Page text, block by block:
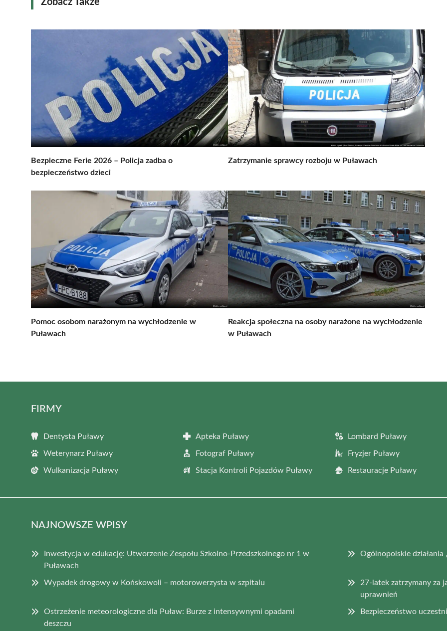
Bezpieczne Ferie 2026 – Policja zadba o
bezpieczeństwo dzieci
Zatrzymanie sprawcy rozboju w Puławach
Pomoc osobom narażonym na wychłodzenie w
Puławach
Reakcja społeczna na osoby narażone na wychłodzenie
w Puławach
FIRMY
Dentysta Puławy Apteka Puławy Lombard Puławy
Weterynarz Puławy Fotograf Puławy Fryzjer Puławy
Wulkanizacja Puławy Stacja Kontroli Pojazdów Puławy Restauracje Puławy
NAJNOWSZE WPISY
Inwestycja w edukację: Utworzenie Zespołu Szkolno-Przedszkolnego nr 1 w
Puławach
Ogólnopolskie działania
Wypadek drogowy w Końskowoli – motorowerzysta w szpitalu
27-latek zatrzymany za
uprawnień
Ostrzeżenie meteorologiczne dla Puław: Burze z intensywnymi opadami
deszczu
Bezpieczeństwo